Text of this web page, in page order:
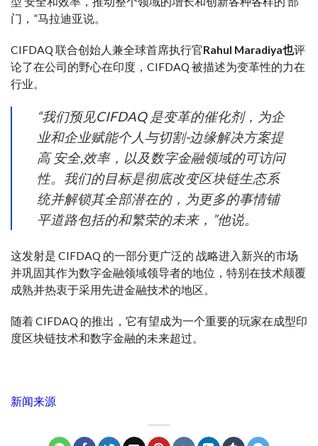
门 ，”马拉迪亚说。
CIFDAQ 联合创始人兼全球首席执行官Rahul Maradiya也评
论了在公司的野心在印度，CIFDAQ 被描述为变革性的力在
行业。
“我们预见CIFDAQ 是变革的催化剂，为企
业和企业赋能个人 与切割-边缘解决方案提
高 安全,效率，以及数字金融领域的可访问
性。我们的目标是彻底改变区块链生态系
统并解锁其全部潜在的，为更多的事情铺
平道路包括的和繁荣的未来，”他说。
这发射是 CIFDAQ 的一部分更广泛的 战略进入 新兴的市场
并巩固其作为数字金融领域领导者的地位， 特别在技​​术颠覆
成熟并热衷于采用先进金融技术的地区。
随着 CIFDAQ 的推出，它有望成为一个重要的玩家在成型印
度区块链技术和数字金融的未来超过。
新闻来源